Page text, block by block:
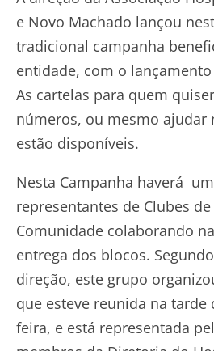
e Novo Machado lançou
tradicional campanha
entidade, com o
As cartelas para quem
números, ou mesmo ajudar
estão disponíveis.
Nesta Campanha haverá
representantes de Clubes
Comunidade colaborando
entrega dos blocos.
direção, este grupo
que esteve reunida na tarde
feira, e está representada